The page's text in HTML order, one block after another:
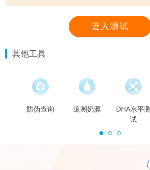
进入测试
其他工具
防伪查询 追溯奶源
DHA水平测
试